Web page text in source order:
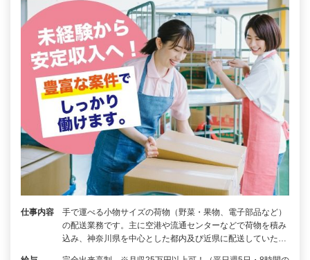
仕事内容
手で運べる小物サイズの荷物（野菜・果物、電子部品など）
の配送業務です。主に空港や流通センターなどで荷物を積み
込み、神奈川県を中心とした都内及び近県に配送していた…